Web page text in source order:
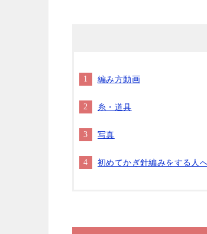
編み方動画
糸・道具
写真
初めてかぎ針編みをする人